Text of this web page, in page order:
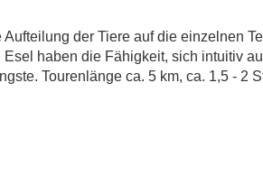
der Tiere auf die einzelnen
haben die Fähigkeit, sich intuitiv
Tourenlänge ca. 5 km, ca. 1,5 - 2